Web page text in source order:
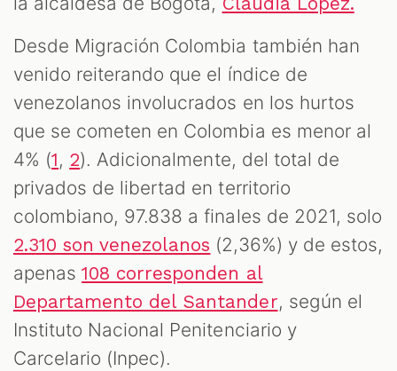
Desde Migración Colombia también han
venido reiterando que el índice de
venezolanos involucrados en los hurtos
que se cometen en Colombia es menor al
4% (1, 2). Adicionalmente, del total de
privados de libertad en territorio
colombiano, 97.838 a finales de 2021, solo
2.310 son venezolanos (2,36%) y de estos,
apenas108 corresponden al
Departamento del Santander, según el
Instituto Nacional Penitenciario y
Carcelario (Inpec).